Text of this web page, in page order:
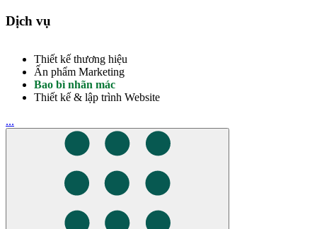
Dịch vụ
Thiết kế thương hiệu
Ấn phẩm Marketing
Bao bì nhãn mác
Thiết kế & lập trình Website
...